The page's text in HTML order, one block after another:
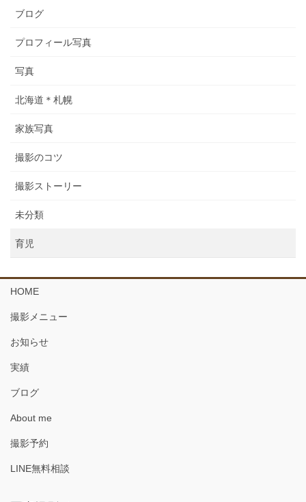
ブログ
プロフィール写真
写真
北海道＊札幌
家族写真
撮影のコツ
撮影ストーリー
未分類
育児
HOME
撮影メニュー
お知らせ
実績
ブログ
About me
撮影予約
LINE無料相談